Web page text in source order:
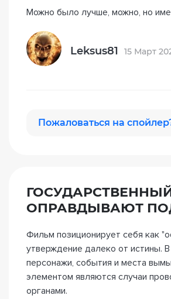
Можно было лучше, можно, но
Leksus81 15 Март
Пожаловаться на
ОПРАВДЫВАЮТ
Фильм позиционирует себя как
утверждение далеко от истины.
персонажи, события и места
элементом являются случаи
органами.